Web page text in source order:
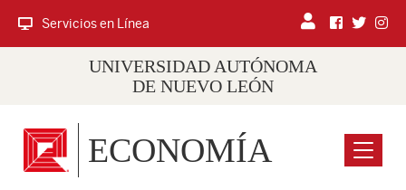
Servicios en Línea
UNIVERSIDAD AUTÓNOMA
DE NUEVO LEÓN
Menu
ECONOMÍA